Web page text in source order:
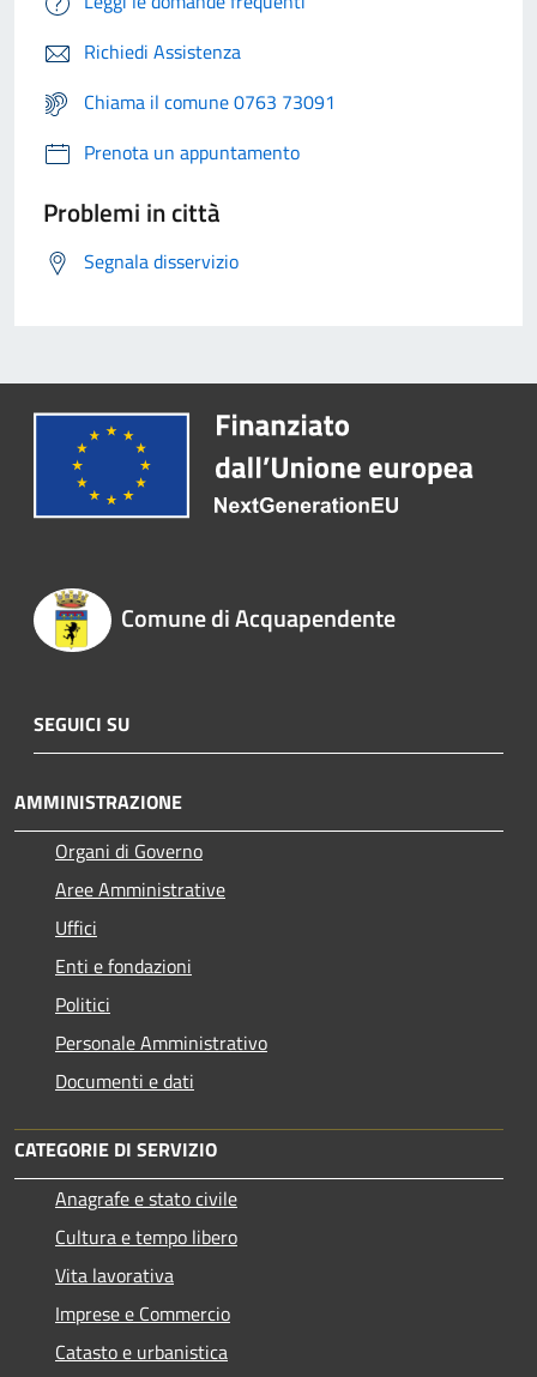
Richiedi Assistenza
Chiama il comune 0763 73091
Prenota un appuntamento
Problemi in città
Segnala disservizio
Comune di Acquapendente
SEGUICI SU
AMMINISTRAZIONE
Organi di Governo
Aree Amministrative
Uffici
Enti e fondazioni
Politici
Personale Amministrativo
Documenti e dati
CATEGORIE DI SERVIZIO
Anagrafe e stato civile
Cultura e tempo libero
Vita lavorativa
Imprese e Commercio
Catasto e urbanistica